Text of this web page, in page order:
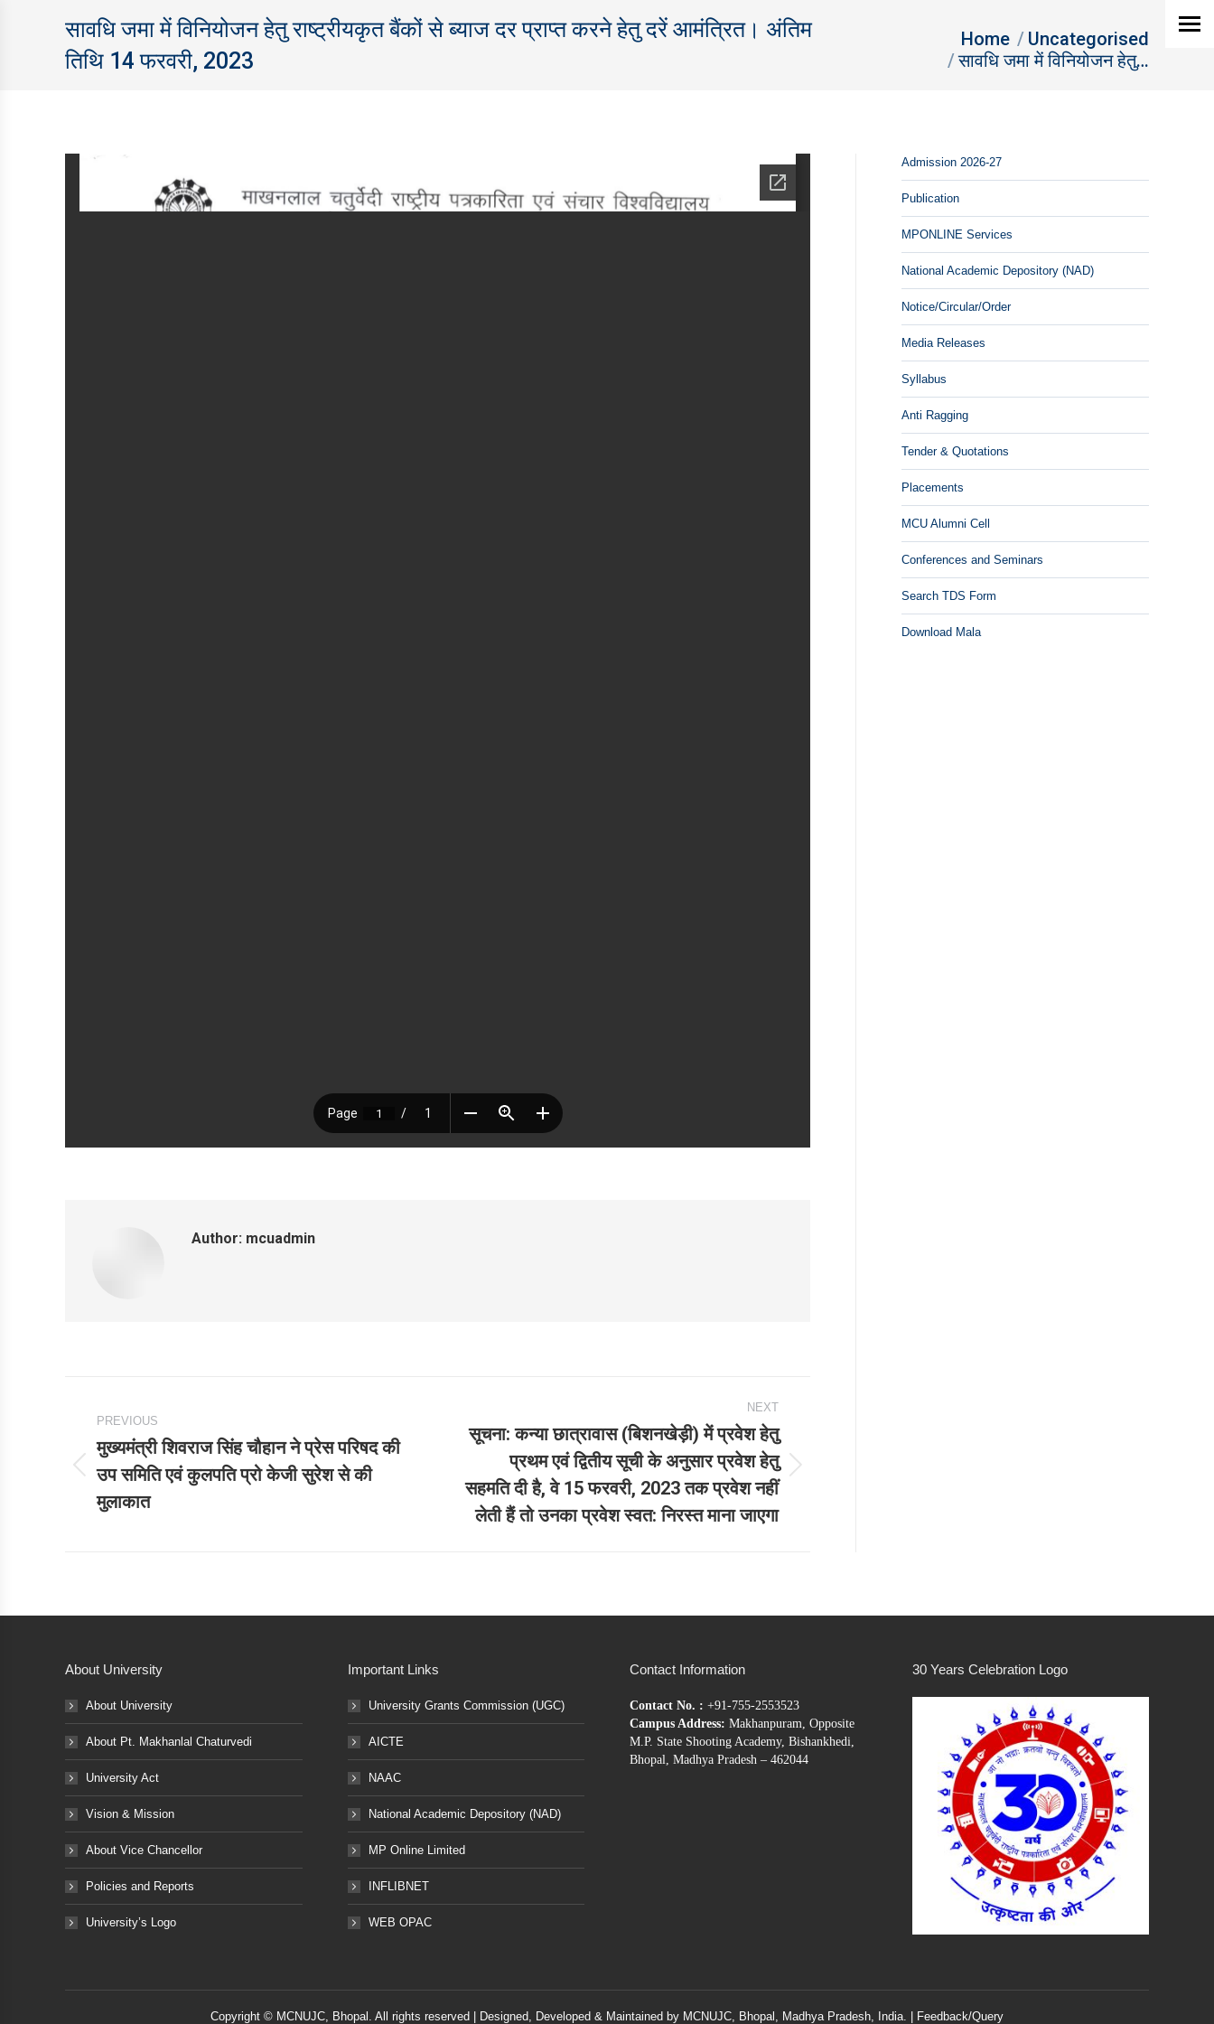
सावधि जमा में विनियोजन हेतु राष्ट्रीयकृत बैंकों से ब्याज दर प्राप्त करने हेतु दरें आमंत्रित। अंतिम
तिथि 14 फरवरी, 2023
Home
Uncategorised
सावधि जमा में विनियोजन हेतु…
Author: mcuadmin
navigation
PREVIOUS
Previous
post:
मुख्यमंत्री शिवराज सिंह चौहान ने प्रेस परिषद की
उप समिति एवं कुलपति प्रो केजी सुरेश से की
मुलाकात
NEXT
post:
सूचना: कन्‍या छात्रावास (बिशनखेड़ी) में प्रवेश हेतु
प्रथम एवं द्वितीय सूची के अनुसार प्रवेश हेतु
सहमति दी है, वे 15 फरवरी, 2023 तक प्रवेश नहीं
लेती हैं तो उनका प्रवेश स्‍वत: निरस्‍त माना जाएगा
Admission 2026-27
Publication
MPONLINE Services
National Academic Depository (NAD)
Notice/Circular/Order
Media Releases
Syllabus
Anti Ragging
Tender & Quotations
Placements
MCU Alumni Cell
Conferences and Seminars
Search TDS Form
Download Mala
About University
About University
About Pt. Makhanlal Chaturvedi
University Act
Vision & Mission
About Vice Chancellor
Policies and Reports
University’s Logo
Important Links
University Grants Commission (UGC)
AICTE
NAAC
National Academic Depository (NAD)
MP Online Limited
INFLIBNET
WEB OPAC
Contact Information
Contact No. : +91-755-2553523
Campus Address: Makhanpuram, Opposite
M.P. State Shooting Academy, Bishankhedi,
Bhopal, Madhya Pradesh – 462044
30 Years Celebration Logo
Copyright © MCNUJC, Bhopal. All rights reserved | Designed, Developed & Maintained by MCNUJC, Bhopal, Madhya Pradesh, India. | Feedback/Query